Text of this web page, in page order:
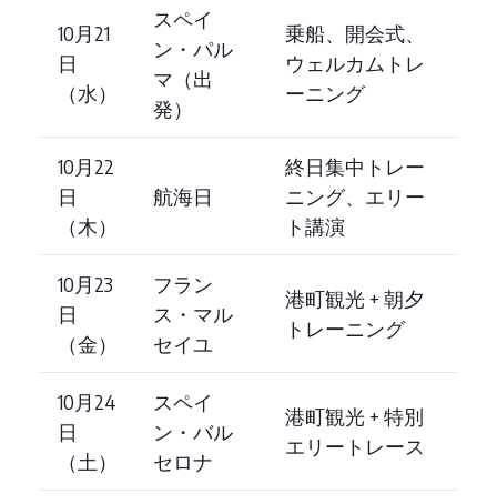
10月21
日
（水）
スペイ
ン・パル
マ（出
発）
乗船、開会式、
ウェルカムトレ
ーニング
10月22
日
（木）
航海日
終日集中トレー
ニング、エリー
ト講演
10月23
日
（金）
フラン
ス・マル
セイユ
港町観光 + 朝夕
トレーニング
10月24
日
（土）
スペイ
ン・バル
セロナ
港町観光 + 特別
エリートレース